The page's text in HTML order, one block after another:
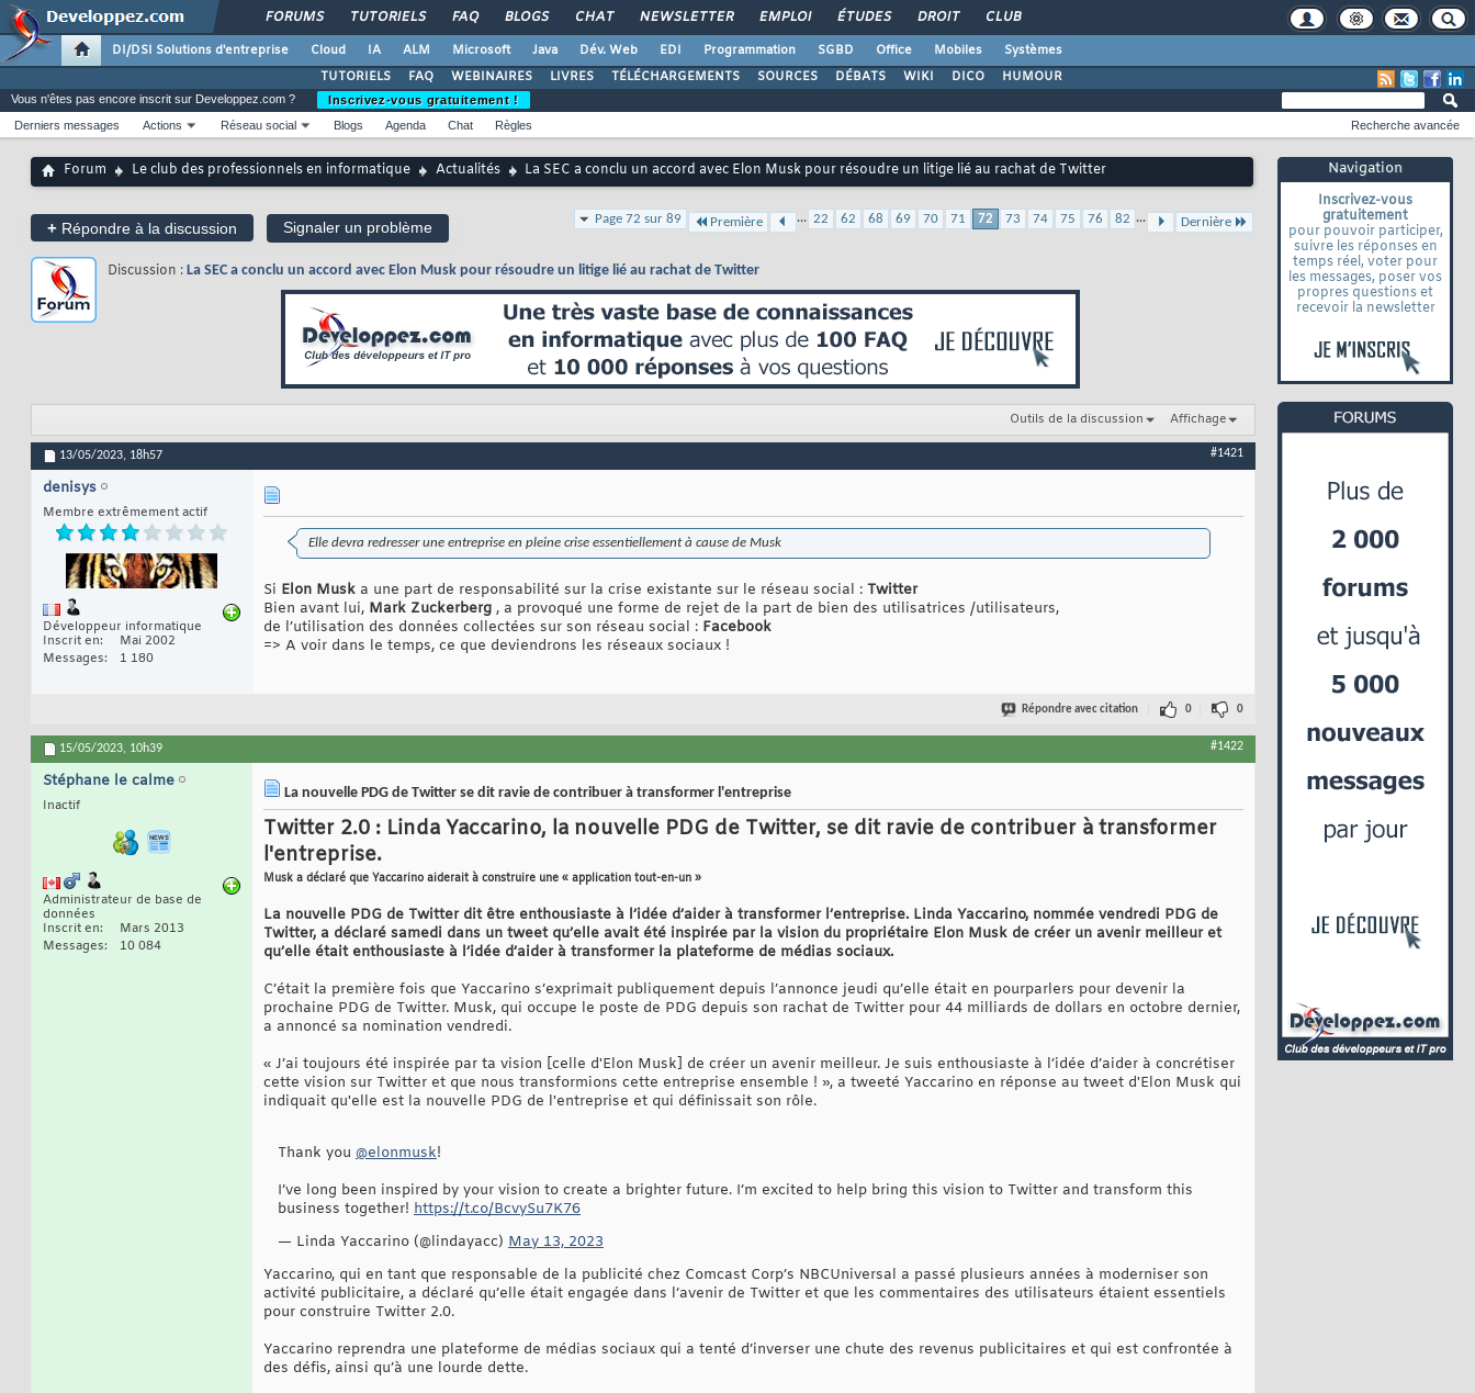
FORUMS TUTORIELS FAQ BLOGS CHAT NEWSLETTER EMPLOI ÉTUDES DROIT CLUB
DI/DSI Solutions d'entreprise Cloud IA ALM Microsoft Java Dév. Web EDI Programmation SGBD Office Mobiles
Systèmes
TUTORIELS
FAQ WEBINAIRES LIVRES TÉLÉCHARGEMENTS SOURCES DÉBATS WIKI DICO HUMOUR
Navigation
Inscrivez-vous
gratuitement
pour pouvoir participer,
suivre les réponses en
temps réel, voter pour
les messages, poser vos
propres questions et
recevoir la newsletter
Vous n'êtes pas encore inscrit sur Developpez.com ?
Inscrivez-vous gratuitement !
Derniers messages
Actions Réseau social Blogs Agenda Chat Règles Recherche avancée
Forum Le club des professionnels en informatique Actualités La SEC a conclu un accord avec Elon Musk pour résoudre un litige lié au rachat de Twitter
+ Répondre à la discussion Signaler un problème Page 72 sur 89 Première ... 22 62 68 69 70 71 72 73 74 75 76 82 ... Dernière
Discussion : La SEC a conclu un accord avec Elon Musk pour résoudre un litige lié au rachat de Twitter
Outils de la discussion Affichage
13/05/2023, 18h57 #1421
denisys
Membre extrêmement actif
Développeur informatique
Inscrit en
Mai 2002
Messages
1 180
Elle devra redresser une entreprise en pleine crise essentiellement à cause de Musk
Si Elon Musk a une part de responsabilité sur la crise existante sur le réseau social : Twitter
Bien avant lui, Mark Zuckerberg , a provoqué une forme de rejet de la part de bien des utilisatrices /utilisateurs,
de l’utilisation des données collectées sur son réseau social : Facebook
=> A voir dans le temps, ce que deviendrons les réseaux sociaux !
Répondre avec citation 0 0
15/05/2023, 10h39 #1422
Stéphane le calme
Inactif
Administrateur de base de
données
Inscrit en
Mars 2013
Messages
10 084
La nouvelle PDG de Twitter se dit ravie de contribuer à transformer l'entreprise
Twitter 2.0 : Linda Yaccarino, la nouvelle PDG de Twitter, se dit ravie de contribuer à transformer
l'entreprise.
Musk a déclaré que Yaccarino aiderait à construire une « application tout-en-un »
La nouvelle PDG de Twitter dit être enthousiaste à l’idée d’aider à transformer l’entreprise. Linda Yaccarino, nommée vendredi PDG de
Twitter, a déclaré samedi dans un tweet qu’elle avait été inspirée par la vision du propriétaire Elon Musk de créer un avenir meilleur et
qu’elle était enthousiaste à l’idée d’aider à transformer la plateforme de médias sociaux.
C’était la première fois que Yaccarino s’exprimait publiquement depuis l’annonce jeudi qu’elle était en pourparlers pour devenir la
prochaine PDG de Twitter. Musk, qui occupe le poste de PDG depuis son rachat de Twitter pour 44 milliards de dollars en octobre dernier,
a annoncé sa nomination vendredi.
« J’ai toujours été inspirée par ta vision [celle d'Elon Musk] de créer un avenir meilleur. Je suis enthousiaste à l’idée d’aider à concrétiser
cette vision sur Twitter et que nous transformions cette entreprise ensemble ! », a tweeté Yaccarino en réponse au tweet d'Elon Musk qui
indiquait qu'elle est la nouvelle PDG de l'entreprise et qui définissait son rôle.
Thank you @elonmusk!
I’ve long been inspired by your vision to create a brighter future. I’m excited to help bring this vision to Twitter and transform this
business together! https://t.co/BcvySu7K76
— Linda Yaccarino (@lindayacc) May 13, 2023
Yaccarino, qui en tant que responsable de la publicité chez Comcast Corp’s NBCUniversal a passé plusieurs années à moderniser son
activité publicitaire, a déclaré qu’elle était engagée dans l’avenir de Twitter et que les commentaires des utilisateurs étaient essentiels
pour construire Twitter 2.0.
Yaccarino reprendra une plateforme de médias sociaux qui a tenté d’inverser une chute des revenus publicitaires et qui est confrontée à
des défis, ainsi qu’à une lourde dette.